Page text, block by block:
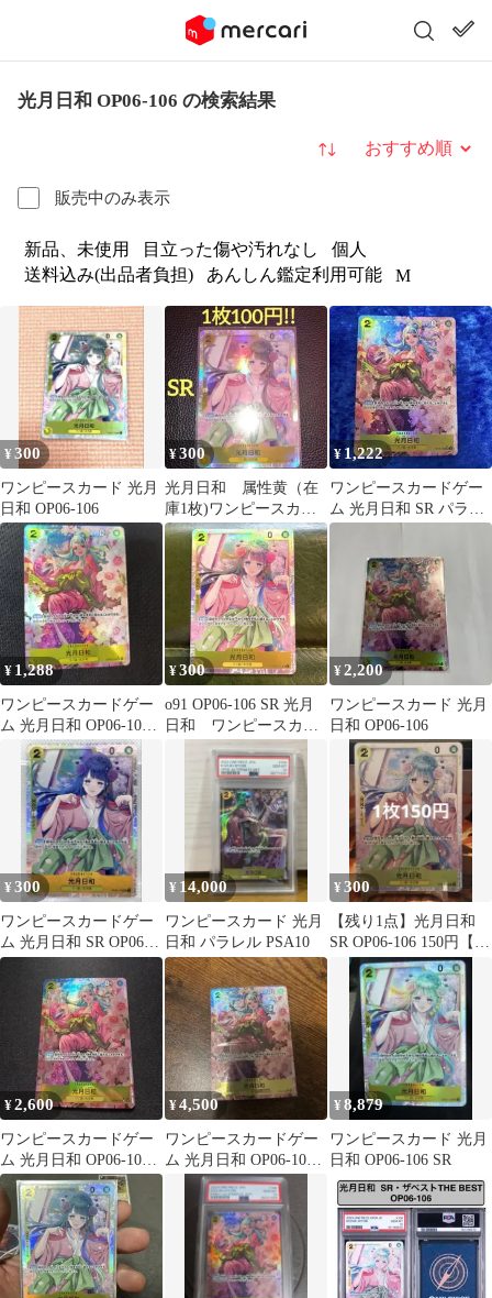
光月日和 OP06-106 の検索結果
販売中のみ表示
並び替え
新品、未使用 目立った傷や汚れなし
個人
送料込み(出品者負担)
あんしん鑑定利用可能 M
¥300
ワンピースカード 光月
日和 OP06-106
¥300
光月日和 属性黄（在
庫1枚)ワンピースカー
ド
¥1,222
ワンピースカードゲー
ム 光月日和 SR パラレ
ル OP06-106
¥ 1,288
ワンピースカードゲー
ム 光月日和 OP06-106
¥300
o91 OP06-106 SR 光月
日和 ワンピースカー
¥2,200
ワンピースカード 光月
日和 OP06-106
¥300
ワンピースカードゲー
ム 光月日和 SR OP06-
106
¥ 14,000
ワンピースカード 光月
日和 パラレル PSA10
¥300
【残り1点】光月日和
SR OP06-106 150円【状
態A】
¥2,600
ワンピースカードゲー
ム 光月日和 OP06-106
SR パラレル
¥4,500
ワンピースカードゲー
ム 光月日和 OP06-106
¥8,879
ワンピースカード 光月
日和 OP06-106 SR